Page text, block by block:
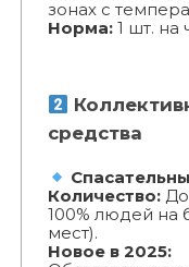
зонах с
Норма:1 шт. на
средства
Количество:
100% людей на
мест).
Новое в 2025: